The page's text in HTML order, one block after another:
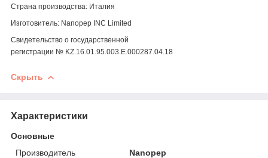
Страна производства: Италия
Изготовитель: Nanopep INC Limited
Свидетельство о государственной
регистрации № KZ.16.01.95.003.Е.000287.04.18
Скрыть
Характеристики
Основные
Производитель
Nanopep